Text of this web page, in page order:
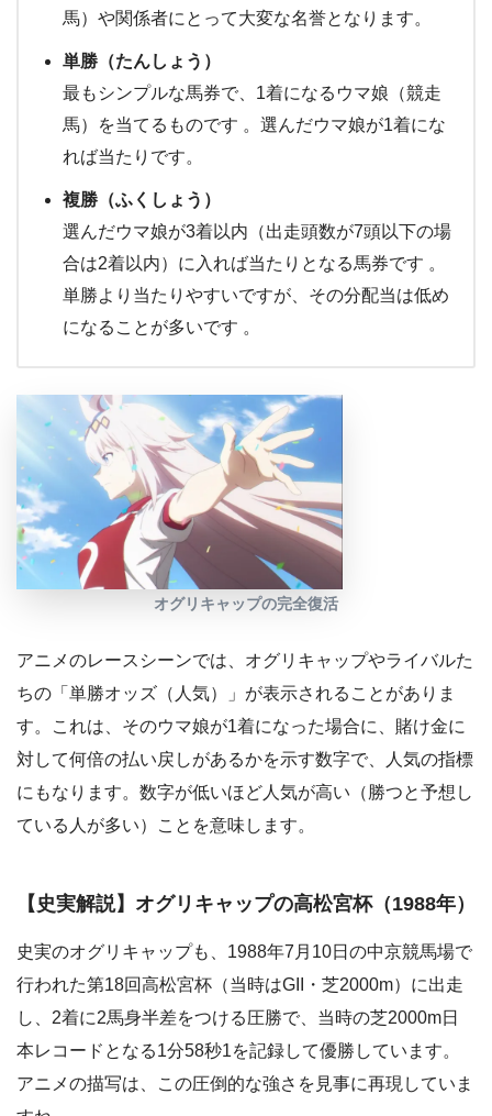
馬）や関係者にとって大変な名誉となります。
単勝（たんしょう）
最もシンプルな馬券で、1着になるウマ娘（競走
馬）を当てるものです 。選んだウマ娘が1着にな
れば当たりです。
複勝（ふくしょう）
選んだウマ娘が3着以内（出走頭数が7頭以下の場
合は2着以内）に入れば当たりとなる馬券です 。
単勝より当たりやすいですが、その分配当は低め
になることが多いです 。
オグリキャップの完全復活
アニメのレースシーンでは、オグリキャップやライバルた
ちの「単勝オッズ（人気）」が表示されることがありま
す。これは、そのウマ娘が1着になった場合に、賭け金に
対して何倍の払い戻しがあるかを示す数字で、人気の指標
にもなります。数字が低いほど人気が高い（勝つと予想し
ている人が多い）ことを意味します。
【史実解説】オグリキャップの高松宮杯（1988年）
史実のオグリキャップも、1988年7月10日の中京競馬場で
行われた第18回高松宮杯（当時はGII・芝2000m）に出走
し、2着に2馬身半差をつける圧勝で、当時の芝2000m日
本レコードとなる1分58秒1を記録して優勝しています。
アニメの描写は、この圧倒的な強さを見事に再現していま